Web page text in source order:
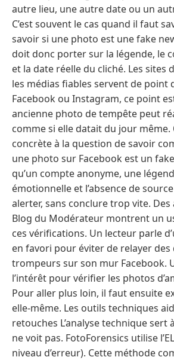
autre lieu, une autre date ou un
C’est souvent le cas quand il faut
savoir si une photo est une fake
doit donc porter sur la légende, le
et la date réelle du cliché. Les sites
les médias fiables servent de point
Facebook ou Instagram, ce point
ancienne photo de tempête peut
comme si elle datait du jour même.
concrète à la question de savoir
une photo sur Facebook est un
qu’un compte anonyme, une
émotionnelle et l’absence de
alerter, sans conclure trop vite.
Blog du Modérateur montrent un
ces vérifications. Un lecteur parle
en favori pour éviter de relayer des
trompeurs sur son mur Facebook.
l’intérêt pour vérifier les photos
Pour aller plus loin, il faut ensuite
elle-même. Les outils techniques
retouches L’analyse technique sert
ne voit pas. FotoForensics utilise
niveau d’erreur). Cette méthode